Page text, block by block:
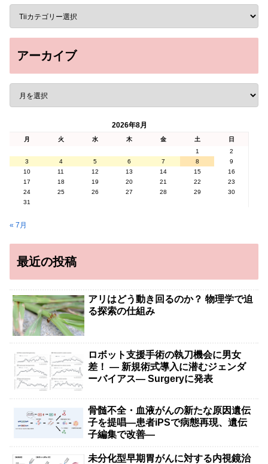
アーカイブ
2026年8月
月 火 水 木 金 土
日
1
2
3
4 5 6 7 8
9
10
11 12 13 14 15
16
17
18 19 20 21 22
23
24
25 26 27 28 29
30
31
« 7月
最近の投稿
アリはどう動き回るのか？ 物理学で迫
る探索の仕組み
ロボット支援手術の執刀機会に男女
差！ — 新規術式導入に潜むジェンダ
ーバイアス— Surgeryに発表
骨髄不全・血液がんの新たな原因遺伝
子を提唱―患者iPSで病態再現、遺伝
子編集で改善―
未分化型早期胃がんに対する内視鏡治